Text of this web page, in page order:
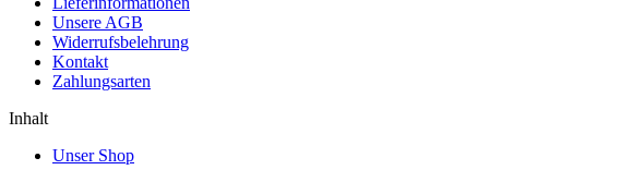
Unsere AGB
Widerrufsbelehrung
Kontakt
Zahlungsarten
Inhalt
Unser Shop